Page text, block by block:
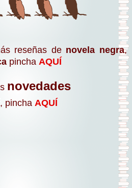
reseñas de novela negra,
pincha AQUÍ
novedades
, pincha AQUÍ